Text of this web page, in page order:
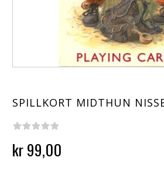
SPILLKORT MIDTHUN
kr 99,00